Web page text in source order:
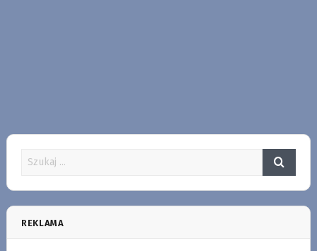
REKLAMA